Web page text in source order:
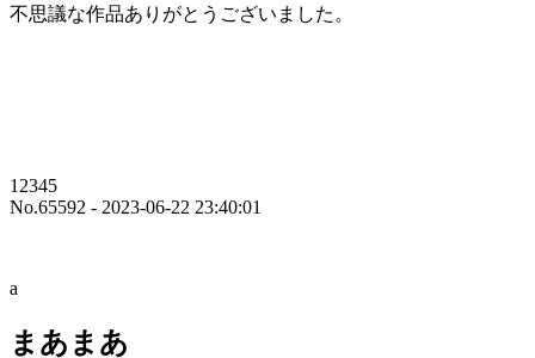
不思議な作品ありがとうございました。
12345
No.65592 - 2023-06-22 23:40:01
a
まあまあ